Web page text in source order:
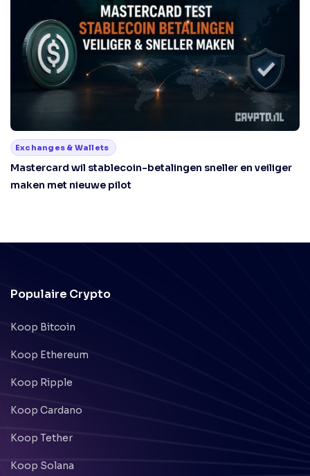
Exchanges & Wallets
Mastercard wil stablecoin-betalingen sneller en veiliger
maken met nieuwe pilot
Populaire Crypto
Koop Bitcoin
Koop Ethereum
Koop Ripple
Koop Cardano
Koop Tether
Koop Solana